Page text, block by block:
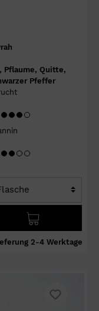
Pflaume, Quitte,
Pfeffer
2-4 Werktage